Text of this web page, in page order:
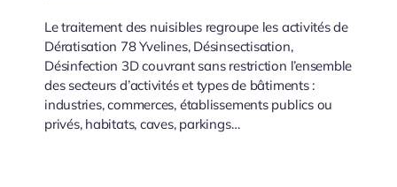
Le traitement des nuisibles regroupe les activités de
Dératisation 78 Yvelines, Désinsectisation,
Désinfection 3D couvrant sans restriction l’ensemble
des secteurs d’activités et types de bâtiments :
industries, commerces, établissements publics ou
privés, habitats, caves, parkings…